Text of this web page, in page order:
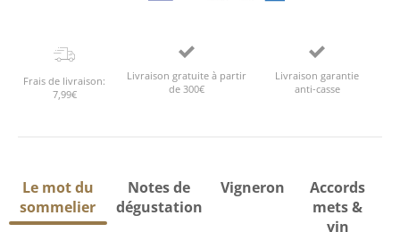
Frais de livraison:
7,99€
Livraison gratuite à partir
de 300€
Livraison garantie
anti-casse
Le mot du
sommelier
Notes de
dégustation
Vigneron
Accords
mets &
vin